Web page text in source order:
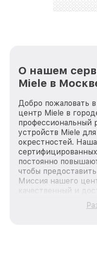
О нашем
Miele в
Добро пожаловать
центр Miele в
профессиональный
устройств Miele
окрестностей.
постоянно
чтобы
Миссия нашего
качественный и
каждого
зависимости от